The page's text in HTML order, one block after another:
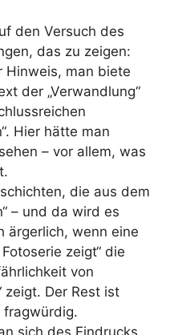
den Versuch des
das zu zeigen:
Hinweis, man biete
der „Verwandlung“
Hier hätte man
– vor allem, was
die aus dem
– und da wird es
ärgerlich, wenn eine
zeigt“ die
von
zeigt. Der Rest ist
fragwürdig.
sich des Eindrucks